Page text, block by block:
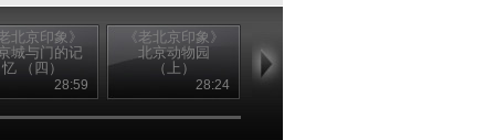
北京印象》
城与门的记
忆 （四）
28:59
《老北京印象》
北京动物园
（上）
28:24